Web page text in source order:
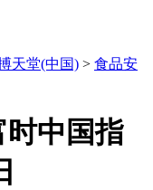
天堂(中国) > 食品安
时中国指